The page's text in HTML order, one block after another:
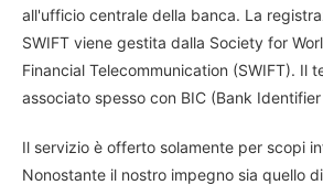
all'ufficio centrale della banca. La
SWIFT viene gestita dalla Society for
Financial Telecommunication (SWIFT). Il
associato spesso con BIC (Bank
Il servizio è offerto solamente per scopi
Nonostante il nostro impegno sia quello